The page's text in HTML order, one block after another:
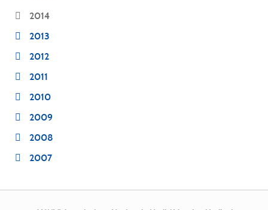
2014
2013
2012
2011
2010
2009
2008
2007